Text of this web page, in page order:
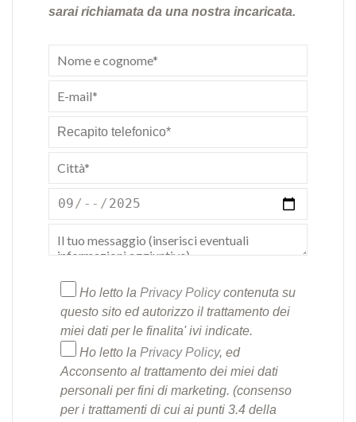
sarai richiamata da una nostra incaricata.
Ho letto la Privacy Policycontenuta su
questo sito ed autorizzo il trattamento dei
miei dati per le finalita' ivi indicate.
Ho letto la Privacy Policy, ed
Acconsento al trattamento dei miei dati
personali per fini di marketing. (consenso
per i trattamenti di cui ai punti 3.4 della